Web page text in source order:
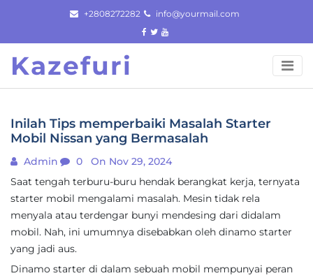
content
+2808272282 info@yourmail.com
Kazefuri
Inilah Tips memperbaiki Masalah Starter
Mobil Nissan yang Bermasalah
Admin 0
On Nov 29, 2024
Saat tengah terburu-buru hendak berangkat kerja, ternyata
starter mobil mengalami masalah. Mesin tidak rela
menyala atau terdengar bunyi mendesing dari didalam
mobil. Nah, ini umumnya disebabkan oleh dinamo starter
yang jadi aus.
Dinamo starter di dalam sebuah mobil mempunyai peran